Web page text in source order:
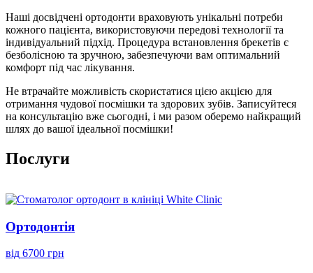
Наші досвідчені ортодонти враховують унікальні потреби
кожного пацієнта, використовуючи передові технології та
індивідуальний підхід. Процедура встановлення брекетів є
безболісною та зручною, забезпечуючи вам оптимальний
комфорт під час лікування.
Не втрачайте можливість скористатися цією акцією для
отримання чудової посмішки та здорових зубів. Записуйтеся
на консультацію вже сьогодні, і ми разом оберемо найкращий
шлях до вашої ідеальної посмішки!
Послуги
Ортодонтія
від 6700 грн